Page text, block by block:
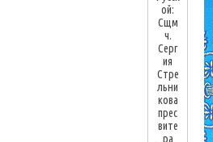
ой:
Сщм
ч.
Серг
ия
Стре
льни
кова
прес
вите
ра